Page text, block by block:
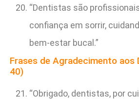
“Dentistas são
confiança em sorrir,
bem-estar bucal.”
Frases de Agradecimento aos
40)
“Obrigado, dentistas, por